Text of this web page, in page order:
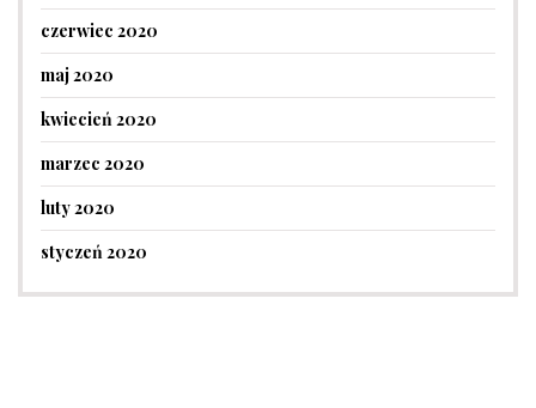
czerwiec 2020
maj 2020
kwiecień 2020
marzec 2020
luty 2020
styczeń 2020